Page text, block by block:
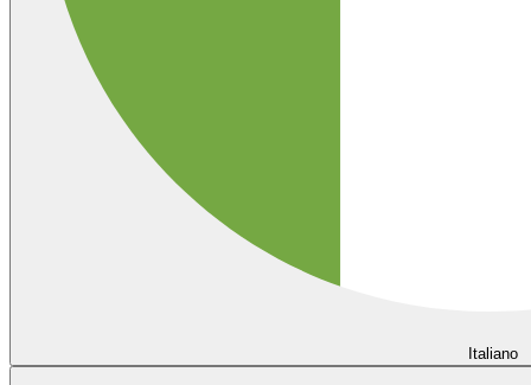
Italiano